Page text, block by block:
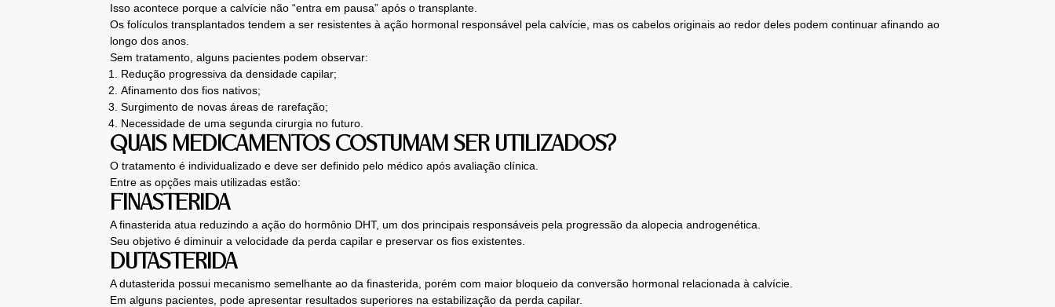
Isso acontece porque a calvície não “entra em pausa” após o transplante.
Os folículos transplantados tendem a ser resistentes à ação hormonal responsável pela calvície, mas os cabelos originais ao redor deles podem continuar afinando ao
longo dos anos.
Sem tratamento, alguns pacientes podem observar:
Redução progressiva da densidade capilar;
Afinamento dos fios nativos;
Surgimento de novas áreas de rarefação;
Necessidade de uma segunda cirurgia no futuro.
QUAIS MEDICAMENTOS COSTUMAM SER UTILIZADOS?
O tratamento é individualizado e deve ser definido pelo médico após avaliação clínica.
Entre as opções mais utilizadas estão:
FINASTERIDA
A finasterida atua reduzindo a ação do hormônio DHT, um dos principais responsáveis pela progressão da alopecia androgenética.
Seu objetivo é diminuir a velocidade da perda capilar e preservar os fios existentes.
DUTASTERIDA
A dutasterida possui mecanismo semelhante ao da finasterida, porém com maior bloqueio da conversão hormonal relacionada à calvície.
Em alguns pacientes, pode apresentar resultados superiores na estabilização da perda capilar.